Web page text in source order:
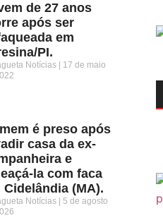
de 27 anos
após ser
em
PI.
Notícias
17 de maio
é preso após
casa da ex-
e
la com faca
Cidelândia (MA).
Notícias
5 de agosto